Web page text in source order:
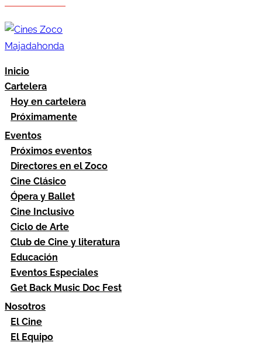
Inicio
Cartelera
Hoy en cartelera
Próximamente
Eventos
Próximos eventos
Directores en el Zoco
Cine Clásico
Ópera y Ballet
Cine Inclusivo
Ciclo de Arte
Club de Cine y literatura
Educación
Eventos Especiales
Get Back Music Doc Fest
Nosotros
El Cine
El Equipo